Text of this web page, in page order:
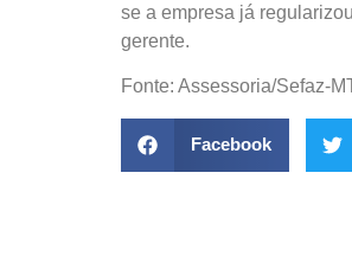
se a empresa já
gerente.
Fonte: Assessoria/Sefaz-
Facebook